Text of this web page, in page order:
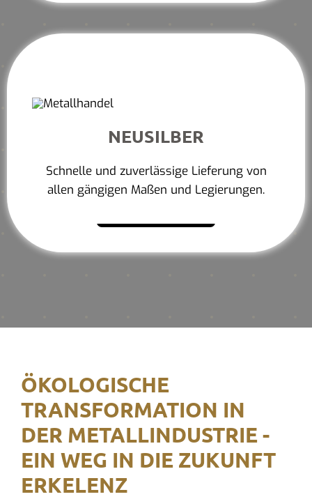
NEUSILBER
Schnelle und zuverlässige Lieferung von
allen gängigen Maßen und Legierungen.
ÖKOLOGISCHE
TRANSFORMATION IN
DER METALLINDUSTRIE -
EIN WEG IN DIE ZUKUNFT
ERKELENZ